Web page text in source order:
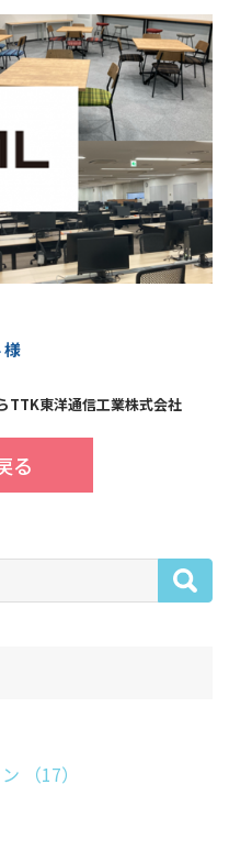
様
TTK東洋通信工業株式会社
る
（17）